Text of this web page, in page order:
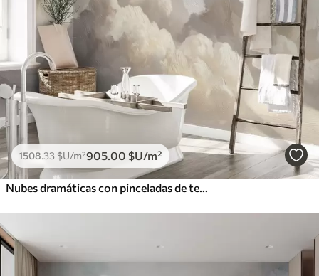
1508.33$U/m²905 .00 $U/m²